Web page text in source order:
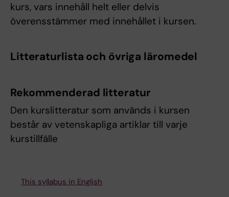
kurs, vars innehåll helt eller delvis
överensstämmer med innehållet i kursen.
Litteraturlista och övriga läromedel
Rekommenderad litteratur
Den kurslitteratur som används i kursen
består av vetenskapliga artiklar till varje
kurstillfälle
This syllabus in English